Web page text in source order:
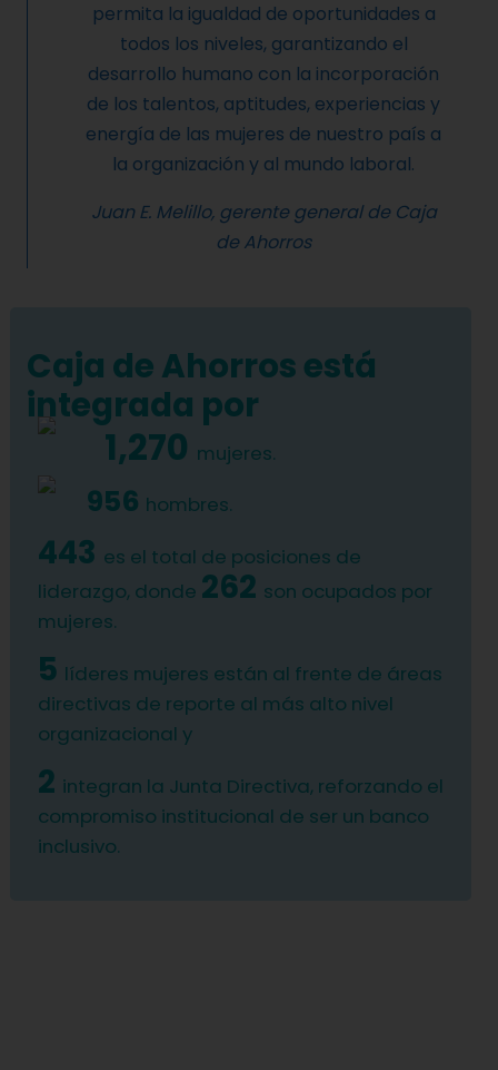
permita la igualdad de oportunidades a
todos los niveles, garantizando el
desarrollo humano con la incorporación
de los talentos, aptitudes, experiencias y
energía de las mujeres de nuestro país a
la organización y al mundo laboral.
Juan E. Melillo, gerente general de Caja
de Ahorros
Caja de Ahorros está
integrada por
1,270 mujeres.
956 hombres.
443 es el total de posiciones de
liderazgo, donde 262 son ocupados por
mujeres.
5 líderes mujeres están al frente de áreas
directivas de reporte al más alto nivel
organizacional y
2 integran la Junta Directiva, reforzando el
compromiso institucional de ser un banco
inclusivo.